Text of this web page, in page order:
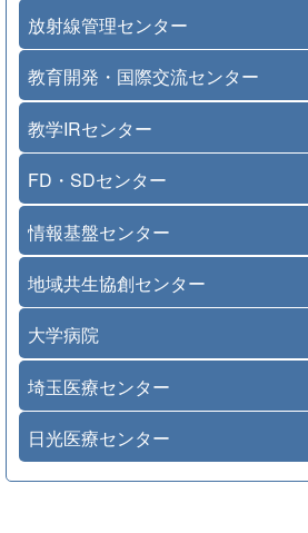
放射線管理センター
教育開発・国際交流センター
教学IRセンター
FD・SDセンター
情報基盤センター
地域共生協創センター
大学病院
埼玉医療センター
日光医療センター